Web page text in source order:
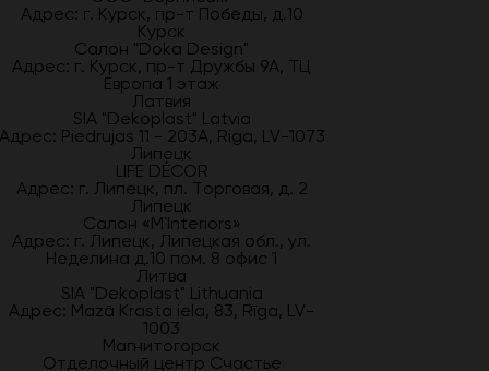
Адрес: г. Курск, пр-т Победы, д.10
Курск
Салон "Doka Design"
Адрес: г. Курск, пр-т Дружбы 9А, ТЦ
Европа 1 этаж
Латвия
SIA "Dekoplast" Latvia
Piedrujas 11 - 203A, Riga, LV-1073
Липецк
LIFE DÉCOR
Адрес: г. Липецк, пл. Торговая, д. 2
Липецк
Салон «M`Interiors»
Адрес: г. Липецк, Липецкая обл., ул.
Неделина д.10 пом. 8 офис 1
Литва
SIA "Dekoplast" Lithuania
Адрес: Mazā Krasta iela, 83, Rīga, LV-
1003
Магнитогорск
Отделочный центр Счастье